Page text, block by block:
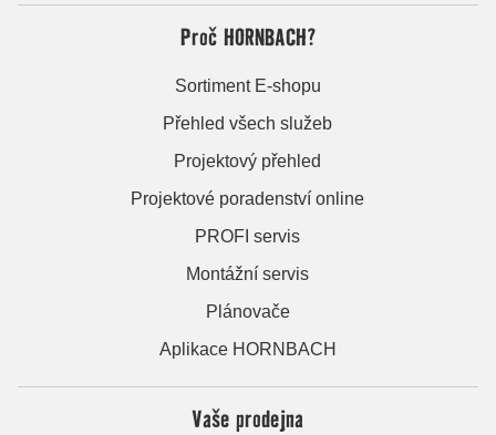
Proč HORNBACH?
Sortiment E-shopu
Přehled všech služeb
Projektový přehled
Projektové poradenství online
PROFI servis
Montážní servis
Plánovače
Aplikace HORNBACH
Vaše prodejna